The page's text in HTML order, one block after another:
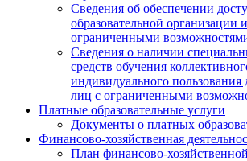
Сведения об обеспечении
образовательной организации
ограниченными
Сведения о наличии
средств обучения
индивидуального пользования
лиц с ограниченными
Платные образовательные услуги
Документы о платных
Финансово-хозяйственная
План финансово-